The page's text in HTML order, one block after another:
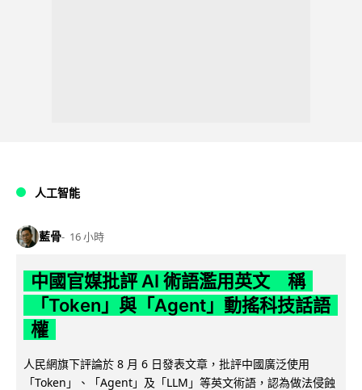
人工智能
藍骨 16 小時
中國官媒批評 AI 術語濫用英文 稱
「Token」與「Agent」動搖科技話語
權
人民網旗下評論於 8 月 6 日發表文章，批評中國廣泛使用
「Token」、「Agent」及「LLM」等英文術語，認為做法侵蝕